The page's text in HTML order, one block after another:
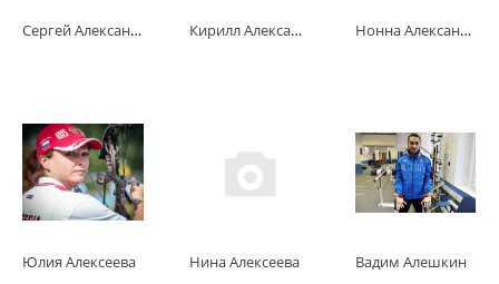
Сергей Александров Кирилл Александров Нонна Александрова
Юлия Алексеева Нина Алексеева Вадим Алешкин